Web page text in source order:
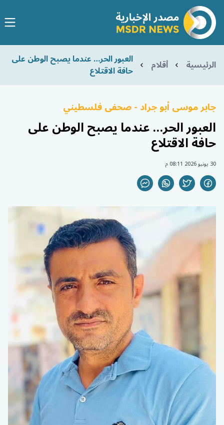
الرئيسية أقلام العبور الحر… عندما يصبح الوطن على
حافة الاقتلاع
جابر موسى أبو جراد - صحفى فلسطيني
العبور الحر… عندما يصبح الوطن على
حافة الاقتلاع
30 يونيو 2026 08:11 م